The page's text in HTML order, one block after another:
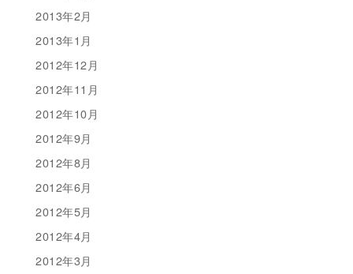
2013年2月
2013年1月
2012年12月
2012年11月
2012年10月
2012年9月
2012年8月
2012年6月
2012年5月
2012年4月
2012年3月